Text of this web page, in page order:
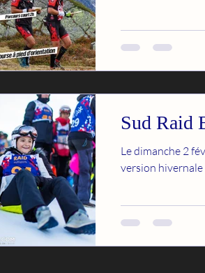
Sud Raid
Le dimanche 2
version hivernale